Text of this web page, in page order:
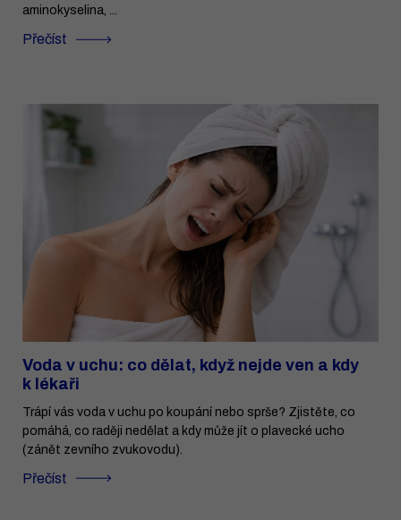
aminokyselina, ...
Přečíst
Voda v uchu: co dělat, když nejde ven a kdy
k lékaři
Trápí vás voda v uchu po koupání nebo sprše? Zjistěte, co
pomáhá, co raději nedělat a kdy může jít o plavecké ucho
(zánět zevního zvukovodu).
Přečíst